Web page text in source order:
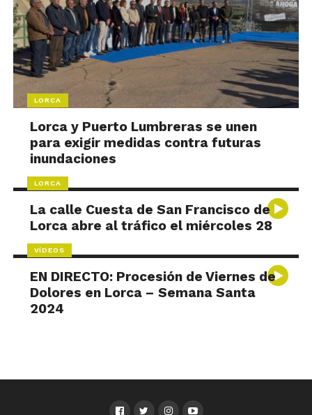
LORCA
Lorca y Puerto Lumbreras se unen
para exigir medidas contra futuras
inundaciones
LORCA
La calle Cuesta de San Francisco de
Lorca abre al tráfico el miércoles 28
VÍDEOS
EN DIRECTO: Procesión de Viernes de
Dolores en Lorca – Semana Santa
2024